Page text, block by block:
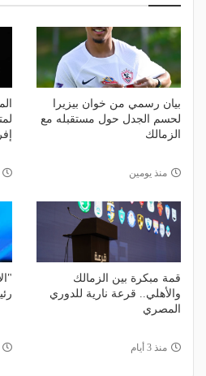
بيان رسمي من خوان بيزيرا
لحسم الجدل حول مستقبله مع
الزمالك
منذ يومين
قمة مبكرة بين الزمالك
والأهلي.. قرعة نارية للدوري
المصري
منذ 3 أيام